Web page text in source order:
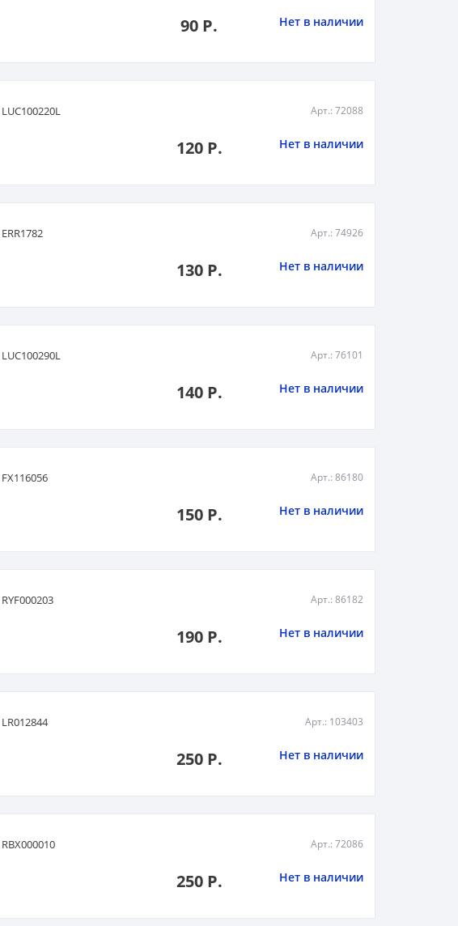
90 Р. Нет в наличии
LUC100220L Арт.: 72088
120 Р. Нет в наличии
ERR1782 Арт.: 74926
130 Р. Нет в наличии
LUC100290L Арт.: 76101
140 Р. Нет в наличии
FX116056 Арт.: 86180
150 Р. Нет в наличии
RYF000203 Арт.: 86182
190 Р. Нет в наличии
LR012844 Арт.: 103403
250 Р. Нет в наличии
RBX000010 Арт.: 72086
250 Р. Нет в наличии